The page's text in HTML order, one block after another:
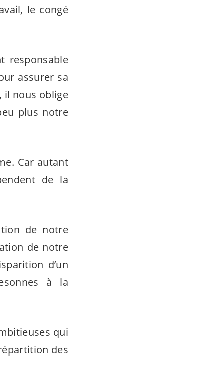
le congé
responsable
assurer sa
il nous oblige
plus notre
Car autant
de la
de notre
de notre
d’un
à la
qui
des